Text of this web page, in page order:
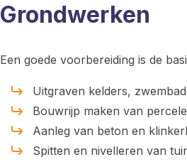
Grondwerken
Een goede voorbereiding is de
Uitgraven kelders,
Bouwrijp maken van
Aanleg van beton en
Spitten en nivelleren van